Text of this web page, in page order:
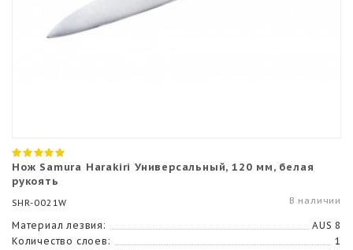
Нож Samura Harakiri Универсальный, 120 мм, белая
рукоять
SHR-0021W В наличии
Материал лезвия:
AUS 8
Количество слоев:
1